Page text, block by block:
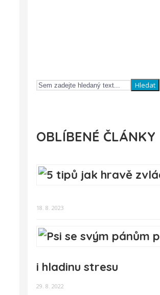
Hledat
OBLÍBENÉ ČLÁNKY
18. 8. 2023
i hladinu stresu
29. 8. 2022